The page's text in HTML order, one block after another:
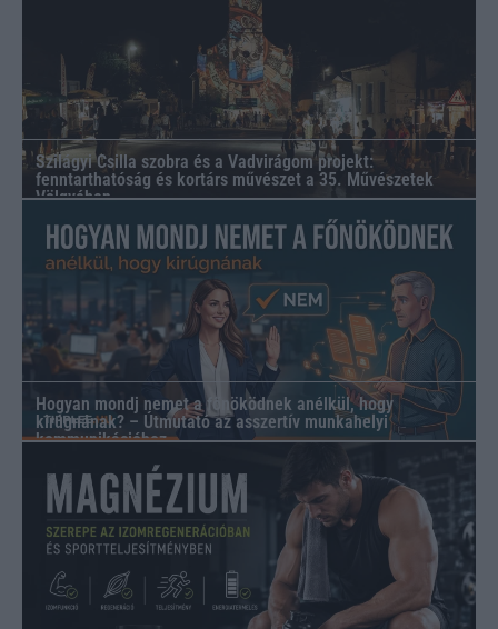
Szilágyi Csilla szobra és a Vadvirágom projekt:
fenntarthatóság és kortárs művészet a 35. Művészetek
Völgyében
Hogyan mondj nemet a főnöködnek anélkül, hogy
kirúgnának? – Útmutató az asszertív munkahelyi
kommunikációhoz